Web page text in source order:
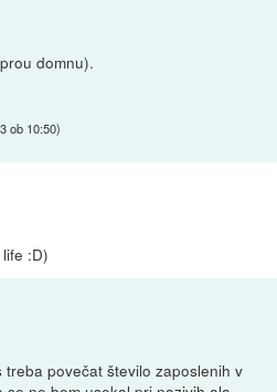
domnu).
ob 10:50)
:D)
povečat število zaposlenih v